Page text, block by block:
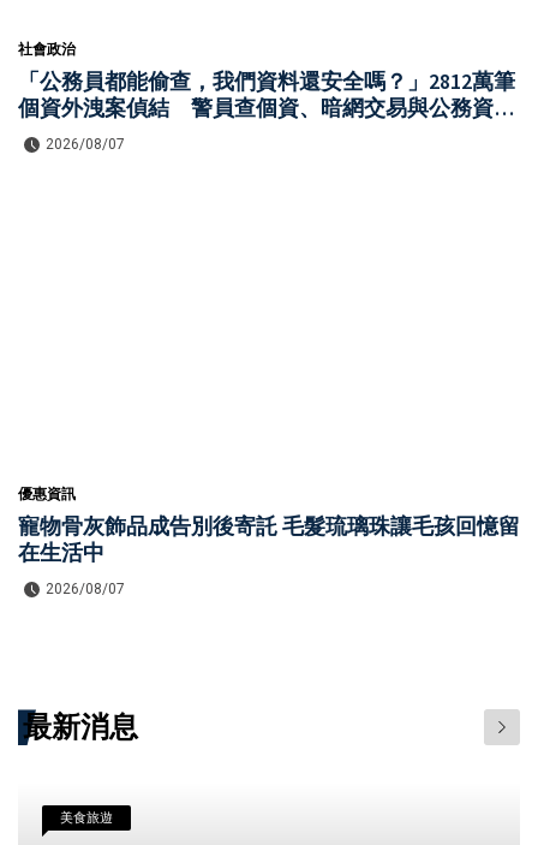
社會政治
「公務員都能偷查，我們資料還安全嗎？」2812萬筆
個資外洩案偵結 警員查個資、暗網交易與公務資訊
漏洞曝光
2026/08/07
優惠資訊
寵物骨灰飾品成告別後寄託 毛髮琉璃珠讓毛孩回憶留
在生活中
2026/08/07
最新消息
美食旅遊